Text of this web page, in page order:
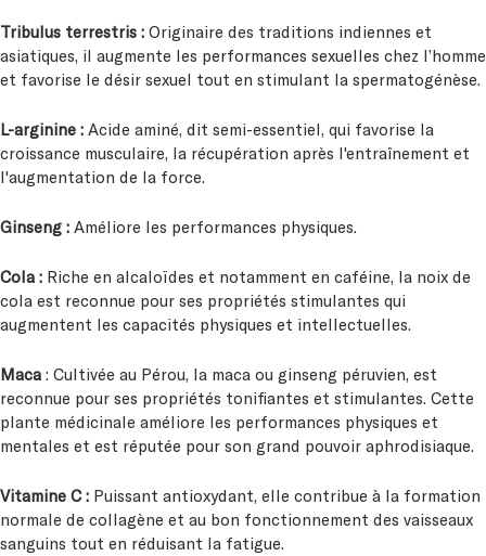
Tribulus terrestris : Originaire des traditions indiennes et
asiatiques, il augmente les performances sexuelles chez l’homme
et favorise le désir sexuel tout en stimulant la spermatogénèse.
L-arginine : Acide aminé, dit semi-essentiel, qui favorise la
croissance musculaire, la récupération après l'entraînement et
l'augmentation de la force.
Ginseng : Améliore les performances physiques.
Cola : Riche en alcaloïdes et notamment en caféine, la noix de
cola est reconnue pour ses propriétés stimulantes qui
augmentent les capacités physiques et intellectuelles.
Maca : Cultivée au Pérou, la maca ou ginseng péruvien, est
reconnue pour ses propriétés tonifiantes et stimulantes. Cette
plante médicinale améliore les performances physiques et
mentales et est réputée pour son grand pouvoir aphrodisiaque.
Vitamine C : Puissant antioxydant, elle contribue à la formation
normale de collagène et au bon fonctionnement des vaisseaux
sanguins tout en réduisant la fatigue.